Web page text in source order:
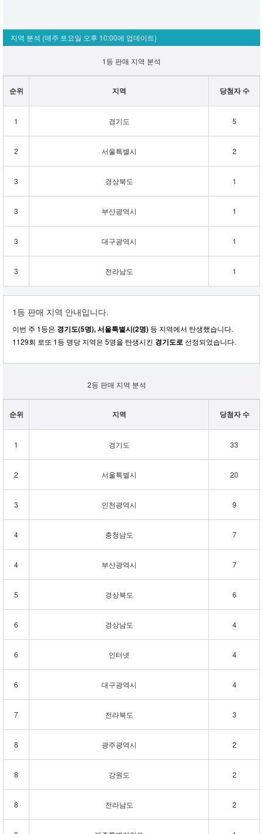
지역 분석 (매주 토요일 오후 10:00에 업데이트)
1등 판매 지역 분석
순위 지역 당첨자 수
1 경기도 5
2 서울특별시 2
3 경상북도 1
3 부산광역시 1
3 대구광역시 1
3 전라남도 1
1등 판매 지역 안내입니다.
이번 주 1등은 경기도(5명), 서울특별시(2명) 등 지역에서 탄생했습니다.
1129회 로또 1등 명당 지역은 5명을 탄생시킨 경기도로선정되었습니다.
2등 판매 지역 분석
순위 지역 당첨자 수
1 경기도 33
2 서울특별시 20
3 인천광역시 9
4 충청남도 7
4 부산광역시 7
5 경상북도 6
6 경상남도 4
6 인터넷 4
6 대구광역시 4
7 전라북도 3
8 광주광역시 2
8 강원도 2
8 전라남도 2